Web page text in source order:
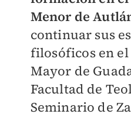
Menor de
continuar sus
filosóficos en
Mayor de
Facultad de
Seminario de